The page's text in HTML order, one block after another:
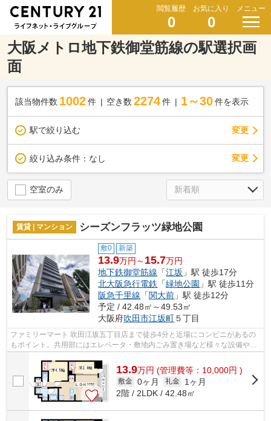
閲覧履歴
0
お気に入り
0
メニュー
大阪メトロ地下鉄御堂筋線の駅選択画
面
該当物件数 1002件 空き数 2274 件 1～30 件を表示
駅で絞り込む 変更
絞り込み条件： なし 変更
空室のみ
賃貸 | マンション シーズンフラッツ緑地公園
敷0 新築
13.9万円～ 15.7万円
地下鉄御堂筋線 「江坂 」駅 徒歩17分
北大阪急行電鉄 「緑地公園 」駅 徒歩11分
阪急千里線 「関大前 」駅 徒歩12分
予定 / 42.48㎡～49.53㎡
大阪府吹田市江坂町５丁目
ファミリーマート 吹田江坂五丁目店まで徒歩4分と近場にコンビニがあるの
もポイント。共用部にはエレベータ・敷地内ごみ置き場など様々な設備やサ
13.9万円 (管理費等：10,000円 )
敷金 0ヶ月 礼金
1ヶ月
2階 / 2LDK / 42.48㎡